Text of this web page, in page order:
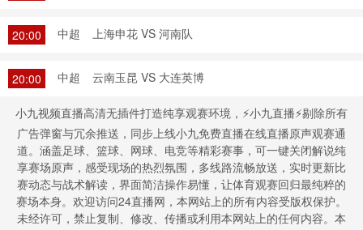
20:00 中超 上海申花 VS 河南队
20:00 中超 云南玉昆 VS 大连英博
小九视频直播高清无插件打造纯享观赛环境，⚡小九直播⚡剔除所有
广告弹窗与冗余推送，同步上线小九免费直播在线直播原声观赛通
道。涵盖足球、篮球、网球、电竞等精彩赛事，可一键关闭解说纯
享赛场原声，感受现场的热烈氛围，多线路流畅放送，实时更新比
赛动态与战术解读，界面简洁操作易懂，让体育观赛回归最纯粹的
赛场本身。欢迎访问24直播网，本网站上的所有内容受版权保护。
未经许可，禁止复制、修改、传播或利用本网站上的任何内容。本